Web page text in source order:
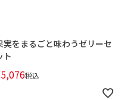
実をまるごと味わうゼリーセ
ト
5,076税込